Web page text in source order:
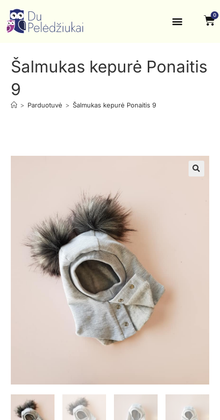
0
Šalmukas kepurė Ponaitis
9
> Parduotuvė > Šalmukas kepurė Ponaitis 9